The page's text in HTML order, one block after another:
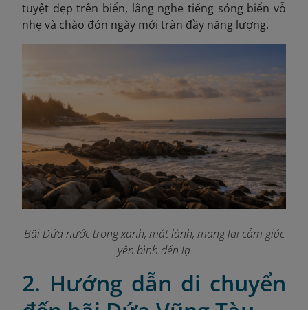
tuyệt đẹp trên biển, lắng nghe tiếng sóng biển vỗ
nhẹ và chào đón ngày mới tràn đầy năng lượng.
Bãi Dứa nước trong xanh, mát lành, mang lại cảm giác
yên bình đến lạ
2. Hướng dẫn di chuyển